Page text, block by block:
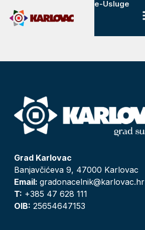
e-Usluge
Grad Karlovac
Banjavčićeva 9, 47000 Karlovac
Email: gradonacelnik@karlovac.hr
T: +385 47 628 111
OIB: 25654647153